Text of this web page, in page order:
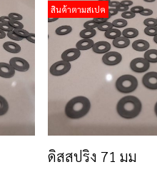
สินค้าตามสเปค
ดิสสปริง 71 มม